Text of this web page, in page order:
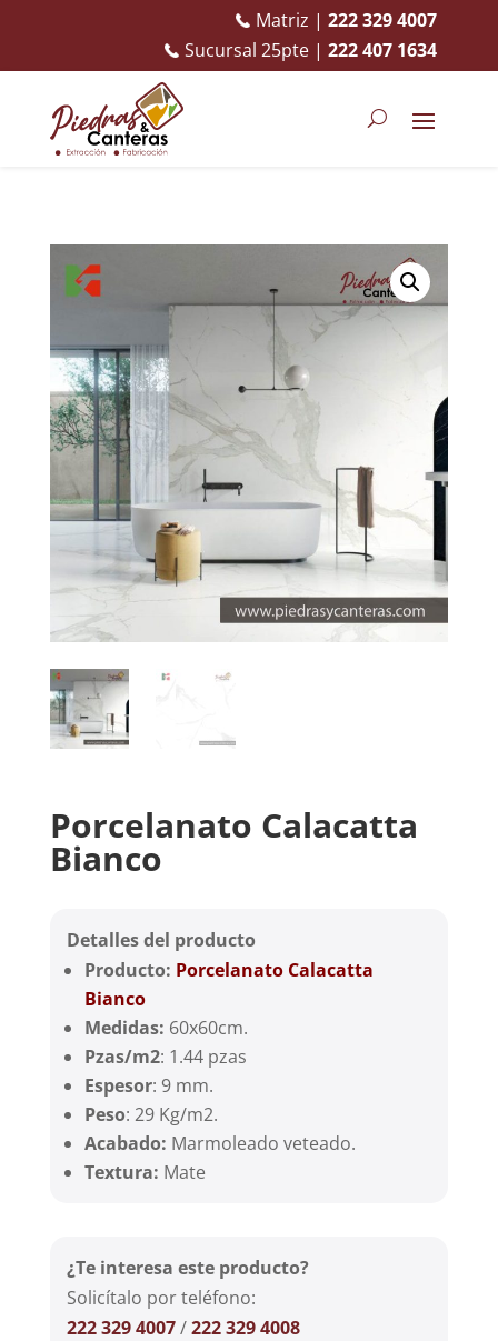
Matriz | 222 329 4007
Sucursal 25pte | 222 407 1634
Porcelanato Calacatta
Bianco
Detalles del producto
Producto: Porcelanato Calacatta
Bianco
Medidas: 60x60cm.
Pzas/m2: 1.44 pzas
Espesor: 9 mm.
Peso: 29 Kg/m2.
Acabado: Marmoleado veteado.
Textura: Mate
¿Te interesa este producto?
Solicítalo por teléfono:
222 329 4007/222 329 4008